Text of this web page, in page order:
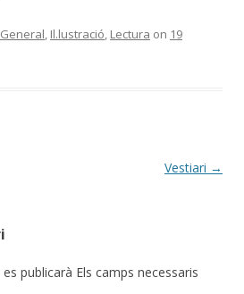
General Il.lustració Lectura on 19
Vestiari →
publicarà Els camps necessaris